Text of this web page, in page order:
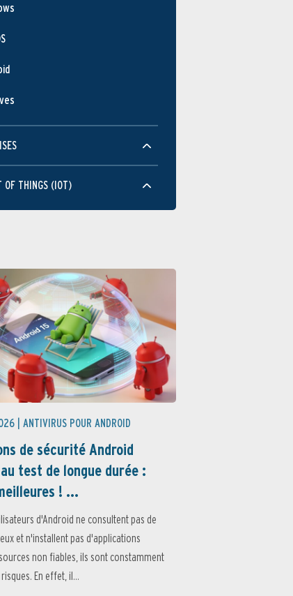
OF THINGS (IOT)
| ANTIVIRUS POUR ANDROID
de sécurité Android
test de longue durée :
! ...
d'Android ne consultent pas de
et n'installent pas d'applications
non fiables, ils sont constamment
En effet, il...